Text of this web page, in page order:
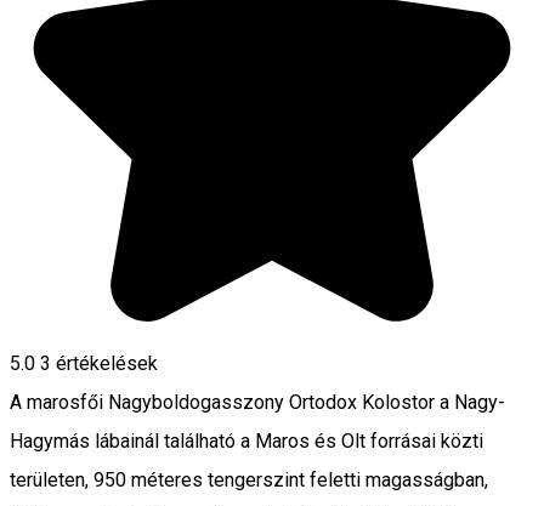
5.0 3 értékelések
A marosfői Nagyboldogasszony Ortodox Kolostor a Nagy-
Hagymás lábainál található a Maros és Olt forrásai közti
területen, 950 méteres tengerszint feletti magasságban,